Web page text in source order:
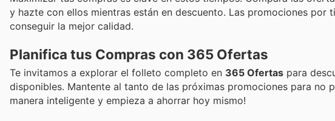
y hazte con ellos mientras están en descuento. Las promociones
conseguir la mejor calidad.
Planifica tus Compras con 365 Ofertas
Te invitamos a explorar el folleto completo en 365 Ofertas para
disponibles. Mantente al tanto de las próximas promociones para no
manera inteligente y empieza a ahorrar hoy mismo!